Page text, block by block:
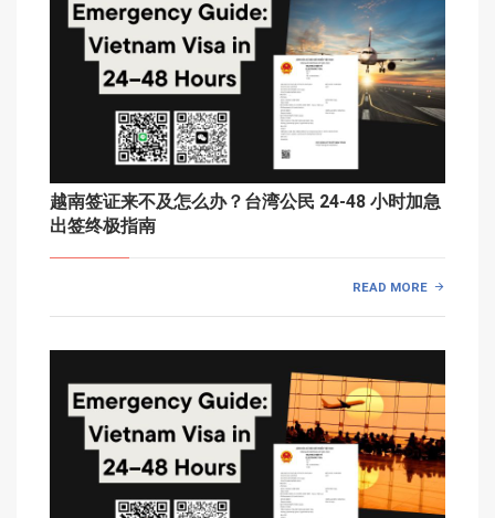
越南签证来不及怎么办？台湾公民 24-48 小时加急
出签终极指南
READ MORE